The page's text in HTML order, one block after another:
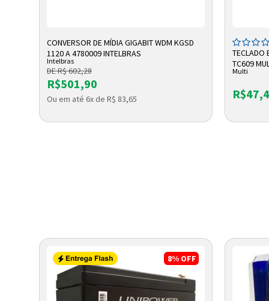
ADICIONAR A SACOLA
CONVERSOR DE MÍDIA GIGABIT WDM KGSD
1120 A 4780009 INTELBRAS
Intelbras
DE R$ 602,28
R$501,90
Ou em até 6x de R$ 83,65
TECLADO
TC609
Multi
8% OFF